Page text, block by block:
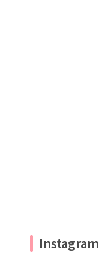
Instagram